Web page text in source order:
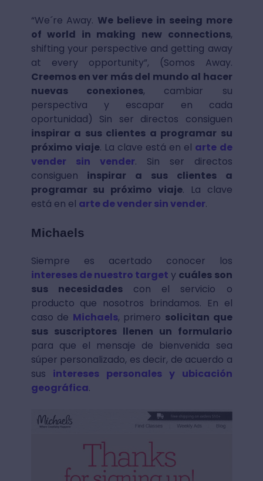
“We´re Away. We believe in seeing more
of world in making new connections,
shifting your perspective and getting away
at every opportunity”, (Somos Away.
Creemos en ver más del mundo al hacer
nuevas conexiones, cambiar su
perspectiva y escapar en cada
oportunidad) Sin ser directos consiguen
inspirar a sus clientes a programar su
próximo viaje. La clave está en el arte de
vender sin vender. Sin ser directos
consiguen inspirar a sus clientes a
programar su próximo viaje. La clave
está en el arte de vender sin vender.
Michaels
Siempre es acertado conocer los
intereses de nuestro target y cuáles son
sus necesidadescon el servicio o
producto que nosotros brindamos. En el
caso de Michaels, primero solicitan que
sus suscriptores llenen un formulario
para que el mensaje de bienvenida sea
súper personalizado, es decir, de acuerdo a
sus intereses personales y ubicación
geográfica.